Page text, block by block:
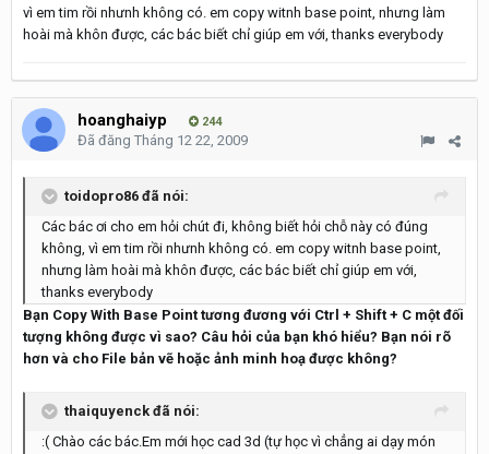
vì em tim rồi nhưnh không có. em copy witnh base point, nhưng làm
hoài mà khôn được, các bác biết chỉ giúp em với, thanks everybody
hoanghaiyp 244
Đã đăng Tháng 12 22, 2009
toidopro86 đã nói:
Các bác ơi cho em hỏi chút đi, không biết hỏi chỗ này có đúng
không, vì em tim rồi nhưnh không có. em copy witnh base point,
nhưng làm hoài mà khôn được, các bác biết chỉ giúp em với,
thanks everybody
Bạn Copy With Base Point tương đương với Ctrl + Shift + C một đối
tượng không được vì sao? Câu hỏi của bạn khó hiểu? Bạn nói rõ
hơn và cho File bản vẽ hoặc ảnh minh hoạ được không?
thaiquyenck đã nói:
:( Chào các bác.Em mới học cad 3d (tự học vì chẳng ai dạy món